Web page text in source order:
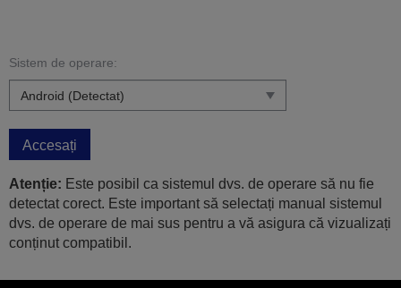
Sistem de operare:
Accesați
Atenție: Este posibil ca sistemul dvs. de operare să nu fie
detectat corect. Este important să selectați manual sistemul
dvs. de operare de mai sus pentru a vă asigura că vizualizați
conținut compatibil.